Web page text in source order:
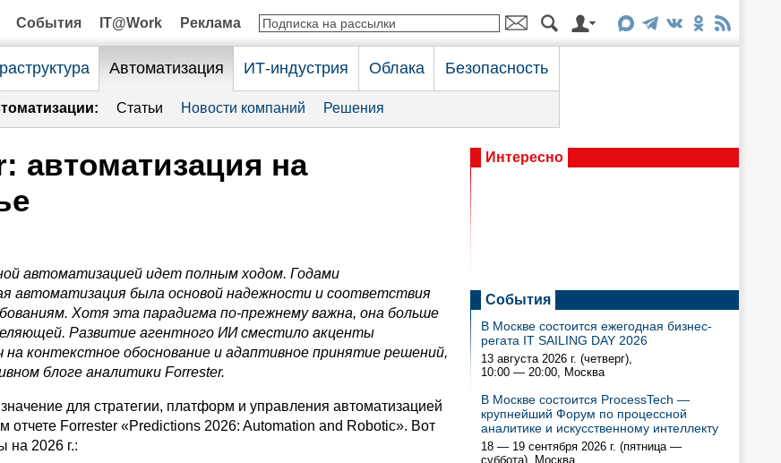
События IT@Work Реклама
Автоматизация ИТ-индустрия Облака Безопасность
Статьи Новости компаний Решения
автоматизация на
автоматизацией идет полным ходом. Годами
автоматизация была основой надежности и соответствия
Хотя эта парадигма по-прежнему важна, она больше
Развитие агентного ИИ сместило акценты
на контекстное обоснование и адаптивное принятие решений,
блоге аналитики Forrester.
для стратегии, платформ и управления автоматизацией
отчете Forrester «Predictions 2026: Automation and Robotic». Вот
на 2026 г.:
Интересно
События
В Москве состоится ежегодная бизнес-
регата IT SAILING DAY 2026
13 августа 2026 г. (четверг),
10:00 — 20:00, Москва
В Москве состоится ProcessTech —
крупнейший Форум по процессной
аналитике и искусственному интеллекту
18 — 19 сентября 2026 г. (пятница —
суббота), Москва